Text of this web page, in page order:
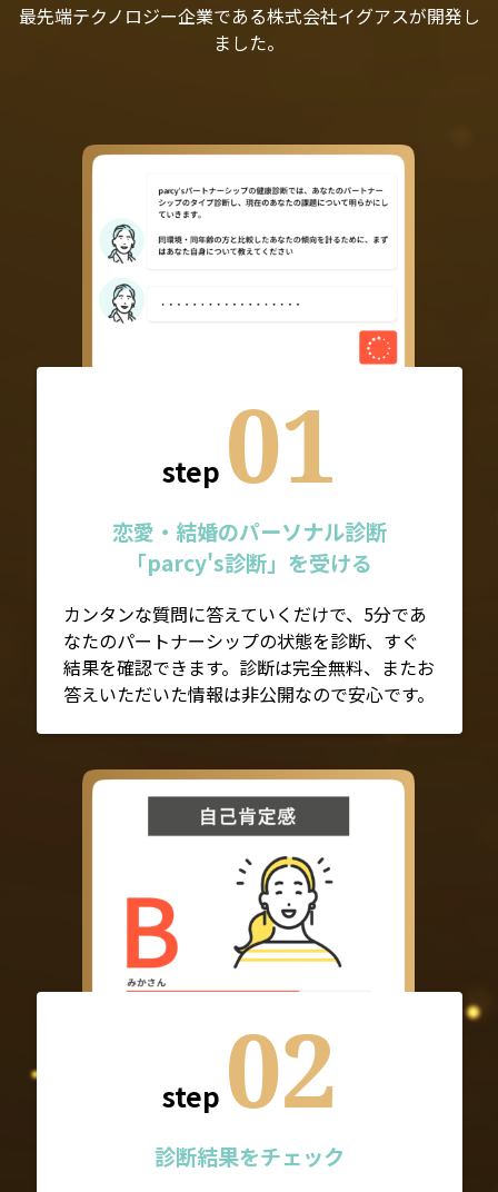
最先端テクノロジー企業である株式会社イグアスが開発し
ました。
step 01
恋愛・結婚のパーソナル診断
「parcy's診断」を受ける
カンタンな質問に答えていくだけで、5分であ
なたのパートナーシップの状態を診断、すぐ
結果を確認できます。診断は完全無料、またお
答えいただいた情報は非公開なので安心です。
step 02
診断結果をチェック